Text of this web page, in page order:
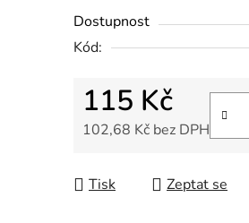
5
hvězdiček.
Dostupnost
Kód:
115 Kč
102,68 Kč bez DPH
Tisk Zeptat se